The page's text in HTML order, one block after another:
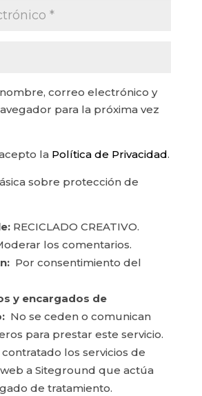
correo electrónico y
para la próxima vez
la Política de Privacidad.
sobre protección de
RECICLADO CREATIVO.
los comentarios.
Por consentimiento del
y encargados de
No se ceden o comunican
para prestar este servicio.
los servicios de
a Siteground que actúa
de tratamiento.